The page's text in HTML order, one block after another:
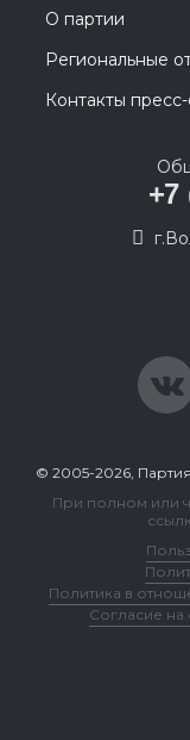
О партии
Региональные
Контакты
+7
© 2005-2026,
При полном или
Политика в
Согласие на